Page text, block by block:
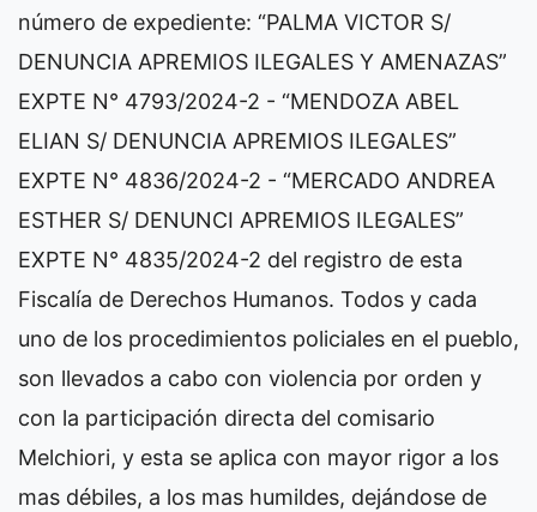
número de expediente: “PALMA VICTOR S/
DENUNCIA APREMIOS ILEGALES Y AMENAZAS”
EXPTE N° 4793/2024-2 - “MENDOZA ABEL
ELIAN S/ DENUNCIA APREMIOS ILEGALES”
EXPTE N° 4836/2024-2 - “MERCADO ANDREA
ESTHER S/ DENUNCI APREMIOS ILEGALES”
EXPTE N° 4835/2024-2 del registro de esta
Fiscalía de Derechos Humanos. Todos y cada
uno de los procedimientos policiales en el pueblo,
son llevados a cabo con violencia por orden y
con la participación directa del comisario
Melchiori, y esta se aplica con mayor rigor a los
mas débiles, a los mas humildes, dejándose de